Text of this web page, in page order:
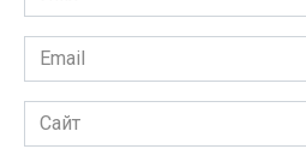
*
Email
*
Сайт